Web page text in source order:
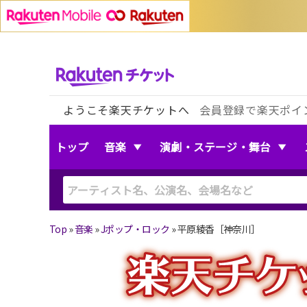
ようこそ楽天チケットへ 会員登録で楽天ポ
トップ 音楽 演劇・ステージ・舞台
Top »音楽 »Jポップ・ロック »平原綾香［神奈川］